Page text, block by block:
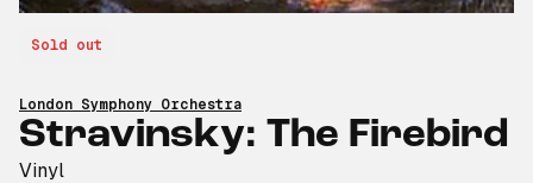
London Symphony Orchestra
Stravinsky: The Firebird
Vinyl
Sold out